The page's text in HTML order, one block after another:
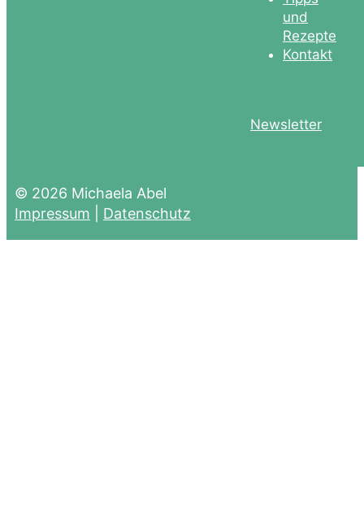
und
Rezepte
Kontakt
Newsletter
© 2026 Michaela Abel
Impressum
Datenschutz